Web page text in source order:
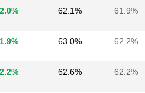
62.1% 61.9%
63.0% 62.2%
62.6% 62.2%